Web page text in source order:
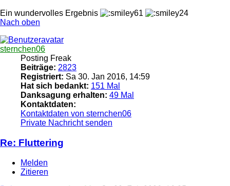
Ein wundervolles Ergebnis
Nach oben
sternchen06
Posting Freak
Beiträge: 2823
Registriert: Sa 30. Jan 2016, 14:59
Hat sich bedankt: 151 Mal
Danksagung erhalten: 49 Mal
Kontaktdaten:
Kontaktdaten von sternchen06
Private Nachricht senden
Re: Fluttering
Melden
Zitieren